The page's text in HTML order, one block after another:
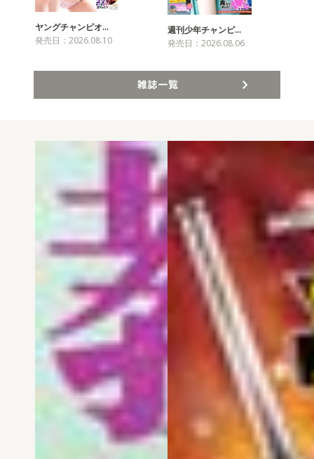
ヤングチャンピオ…
発売日：2026.08.10
週刊少年チャンピ…
発売日：2026.08.06